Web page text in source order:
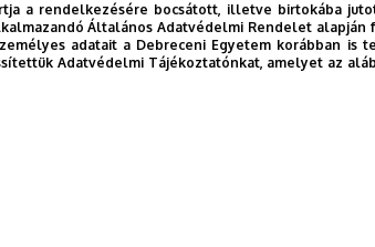
a rendelkezésére bocsátott, illetve birtokába
Általános Adatvédelmi Rendelet
adatait a Debreceni Egyetem korábban
Adatvédelmi Tájékoztatónkat, amelyet az